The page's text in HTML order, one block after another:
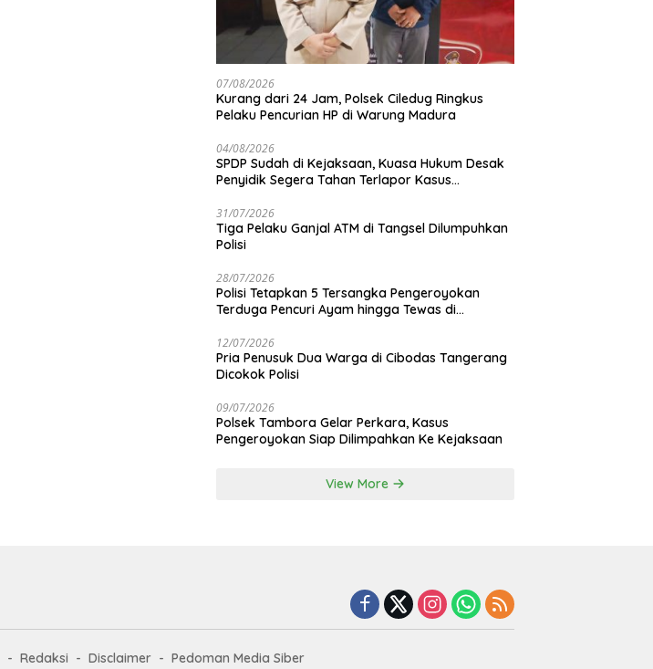
07/08/2026
Kurang dari 24 Jam, Polsek Ciledug Ringkus
Pelaku Pencurian HP di Warung Madura
04/08/2026
SPDP Sudah di Kejaksaan, Kuasa Hukum Desak
Penyidik Segera Tahan Terlapor Kasus
31/07/2026
Tiga Pelaku Ganjal ATM di Tangsel Dilumpuhkan
Polisi
28/07/2026
Polisi Tetapkan 5 Tersangka Pengeroyokan
Terduga Pencuri Ayam hingga Tewas di
12/07/2026
Pria Penusuk Dua Warga di Cibodas Tangerang
Dicokok Polisi
09/07/2026
Polsek Tambora Gelar Perkara, Kasus
Pengeroyokan Siap Dilimpahkan Ke Kejaksaan
View More
Redaksi Disclaimer Pedoman Media Siber